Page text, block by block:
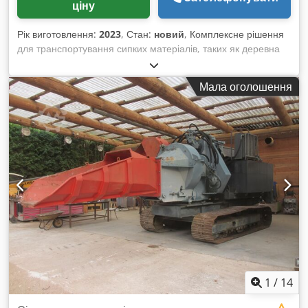
ціну
Рік виготовлення: 2023, Стан: новий, Комплексне рішення
для транспортування сипких матеріалів, таких як деревна
тріска, пелети, шредерна сировина, гранулят тощо.
Алюмінієвий кутовий конвеєрний стрічковий транспортер з
підконструкцією: - Горизонтальна ділянка: 1500 мм
(регулюється) - Нахилена ділянка: 3000 мм (регулюється) -
Кут у шарнірі безступінчасто регулюється - Висота
завантаження: горизонтальна (індивідуально) - Висота
скидання налаштовується індивідуально Конструкція: по
висоті регулюється (з можливістю переміщення) Ширина
стрічки: 600 мм (регулюється) Наші конвеєрні стрічки
доступні з ПВХ, ПУ, повсті або гуми. Csdpfxjk S Dw Ej
Acweha Ми завжди маємо на складі різні системи такого
типу. Індивідуальні установки виготовляються протягом
приблизно 3-4 тижнів, залежно від виробничої складності.
Наша основна компетенція полягає в тому, щоб надати
клієнту саме те, що йому дійсно потрібно. Ми спільно з
клієнтами розробляємо індивідуальні рішення та
постачаємо відповідні установки власного виробництва.
Мала оголошення
1 / 14